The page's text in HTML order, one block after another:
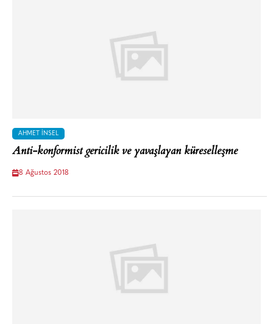
AHMET İNSEL
Anti-konformist gericilik ve yavaşlayan küreselleşme
8 Ağustos 2018